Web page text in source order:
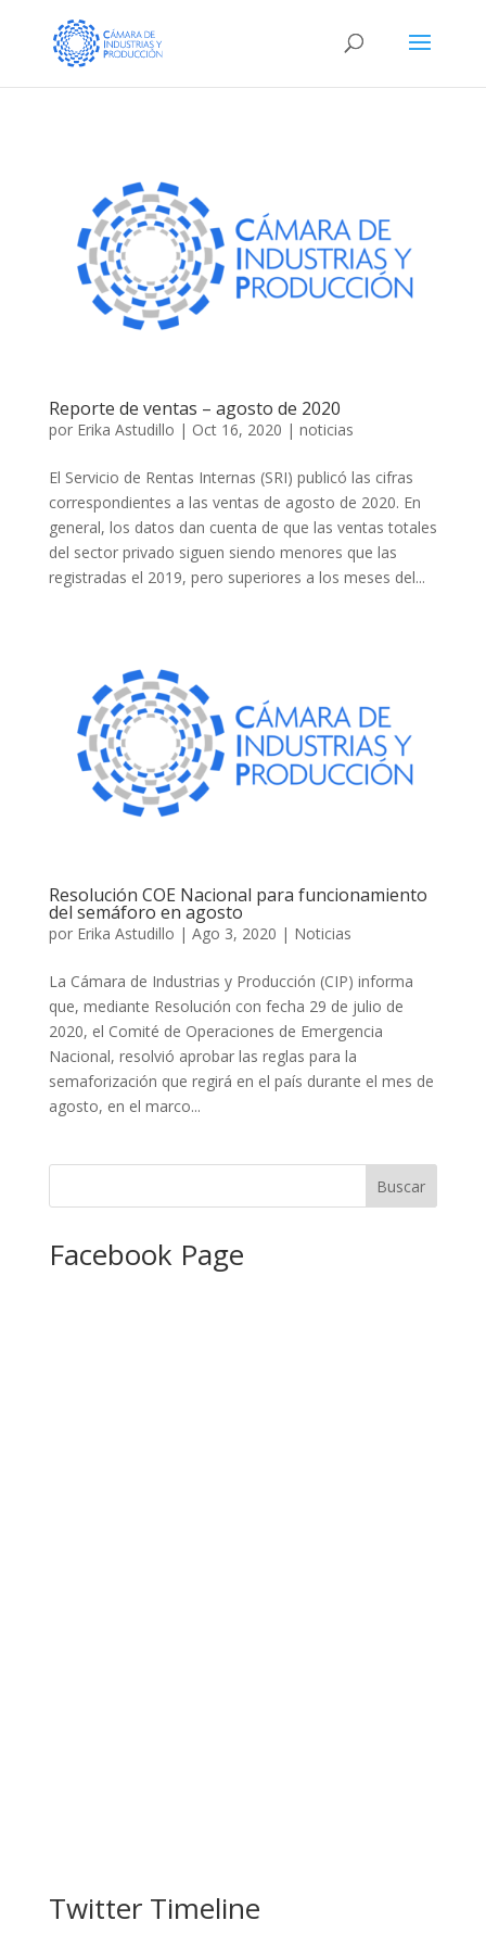
Reporte de ventas – agosto de 2020
por Erika Astudillo | Oct 16, 2020 | noticias
El Servicio de Rentas Internas (SRI) publicó las cifras
correspondientes a las ventas de agosto de 2020. En
general, los datos dan cuenta de que las ventas totales
del sector privado siguen siendo menores que las
registradas el 2019, pero superiores a los meses del...
Resolución COE Nacional para funcionamiento
del semáforo en agosto
por Erika Astudillo | Ago 3, 2020 | Noticias
La Cámara de Industrias y Producción (CIP) informa
que, mediante Resolución con fecha 29 de julio de
2020, el Comité de Operaciones de Emergencia
Nacional, resolvió aprobar las reglas para la
semaforización que regirá en el país durante el mes de
agosto, en el marco...
Facebook Page
Twitter Timeline